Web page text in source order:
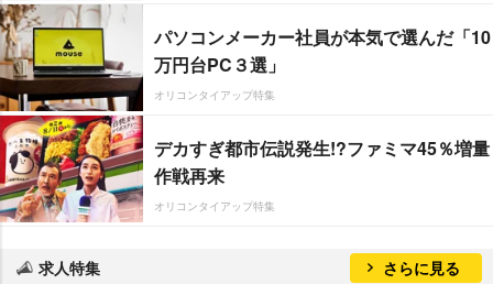
パソコンメーカー社員が本気で選んだ「10
万円台PC３選」
オリコンタイアップ特集
デカすぎ都市伝説発生!?ファミマ45％増量
作戦再来
オリコンタイアップ特集
求人特集 さらに見る